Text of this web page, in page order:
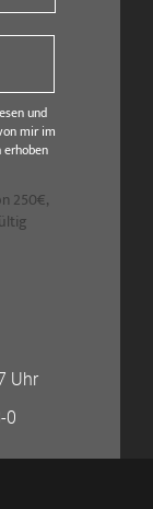
und
mir im
250€,
Uhr
0